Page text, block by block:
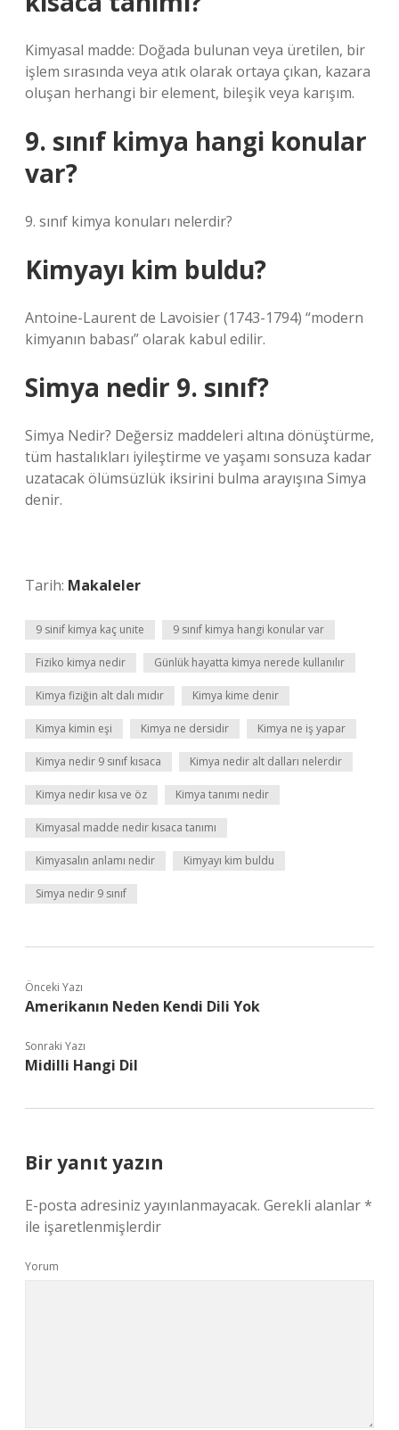
Kimyasal madde: Doğada bulunan veya üretilen, bir
işlem sırasında veya atık olarak ortaya çıkan, kazara
oluşan herhangi bir element, bileşik veya karışım.
9. sınıf kimya hangi konular
var?
9. sınıf kimya konuları nelerdir?
Kimyayı kim buldu?
Antoine-Laurent de Lavoisier (1743-1794) “modern
kimyanın babası” olarak kabul edilir.
Simya nedir 9. sınıf?
Simya Nedir? Değersiz maddeleri altına dönüştürme,
tüm hastalıkları iyileştirme ve yaşamı sonsuza kadar
uzatacak ölümsüzlük iksirini bulma arayışına Simya
denir.
Tarih: Makaleler
9 sinif kimya kaç unite 9 sınıf kimya hangi konular var
Fiziko kimya nedir Günlük hayatta kimya nerede kullanılır
Kimya fiziğin alt dalı mıdır Kimya kime denir
Kimya kimin eşi Kimya ne dersidir Kimya ne iş yapar
Kimya nedir 9 sınıf kısaca Kimya nedir alt dalları nelerdir
Kimya nedir kısa ve öz Kimya tanımı nedir
Kimyasal madde nedir kısaca tanımı
Kimyasalın anlamı nedir Kimyayı kim buldu
Simya nedir 9 sınıf
Önceki Yazı
Amerikanın Neden Kendi Dili Yok
Sonraki Yazı
Midilli Hangi Dil
Bir yanıt yazın
E-posta adresiniz yayınlanmayacak. Gerekli alanlar*
ile işaretlenmişlerdir
Yorum